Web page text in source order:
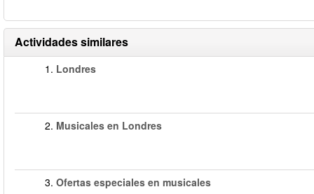
Actividades similares
1. Londres
2. Musicales en Londres
3. Ofertas especiales en musicales